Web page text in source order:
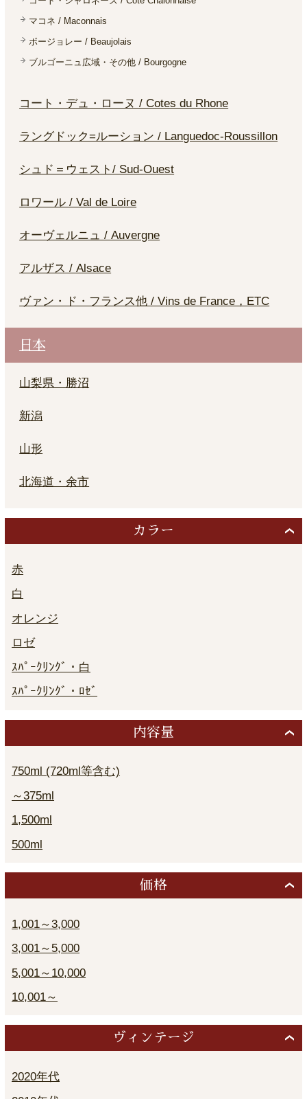
マコネ / Maconnais
ボージョレー / Beaujolais
ブルゴーニュ広域・その他 / Bourgogne
コート・デュ・ローヌ / Cotes du Rhone
ラングドック=ルーション / Languedoc-Roussillon
シュド＝ウェスト/ Sud-Ouest
ロワール / Val de Loire
オーヴェルニュ / Auvergne
アルザス / Alsace
ヴァン・ド・フランス他 / Vins de France，ETC
日本
山梨県・勝沼
新潟
山形
北海道・余市
カラー
赤
白
オレンジ
ロゼ
ｽﾊﾟｰｸﾘﾝｸﾞ・白
ｽﾊﾟｰｸﾘﾝｸﾞ・ﾛｾﾞ
内容量
750ml (720ml等含む)
～375ml
1,500ml
500ml
価格
1,001～3,000
3,001～5,000
5,001～10,000
10,001～
ヴィンテージ
2020年代